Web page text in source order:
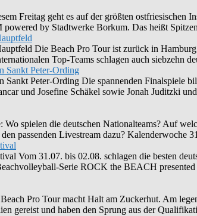
Freitag geht es auf der größten ostfriesischen
by Stadtwerke Borkum. Das heißt
Die Beach Pro Tour ist zurück in
Top-Teams schlagen auch siebzehn
Sankt Peter-Ording
Sankt Peter-Ording Die spannenden
und Josefine Schäkel sowie Jonah Juditzki
spielen die deutschen Nationalteams? Auf
passenden Livestream dazu?
Vom 31.07. bis 02.08. schlagen die besten
Serie ROCK the BEACH
Pro Tour macht Halt am Zuckerhut. Am
gereist und haben den Sprung aus der